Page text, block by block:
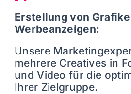
Erstellung von
Werbeanzeigen:
Unsere
mehrere Creatives in
und Video für die
Ihrer Zielgruppe.